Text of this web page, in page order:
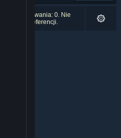
wyszukiwania: 0. Nie
twoich preferencji.